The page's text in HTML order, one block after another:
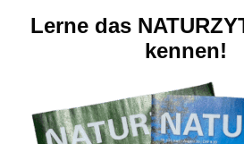
Sie diese näher erfahren und
Naturprojekte mit einem Teil der
Lerne das
kennen!